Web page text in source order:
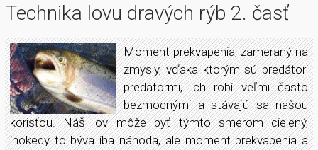
Technika lovu dravých rýb 2. časť
Moment prekvapenia, zameraný na
zmysly, vďaka ktorým sú predátori
predátormi, ich robí veľmi často
bezmocnými a stávajú sa našou
korisťou. Náš lov môže byť týmto smerom cielený,
inokedy to býva iba náhoda, ale moment prekvapenia a